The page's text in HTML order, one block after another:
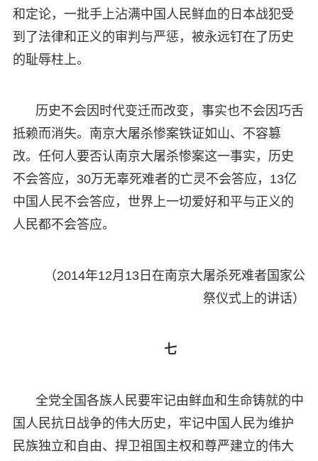
和定论，一批手上沾满中国人民鲜血的日本战犯受
到了法律和正义的审判与严惩，被永远钉在了历史
的耻辱柱上。
历史不会因时代变迁而改变，事实也不会因巧舌
抵赖而消失。南京大屠杀惨案铁证如山、不容篡
改。任何人要否认南京大屠杀惨案这一事实，历史
不会答应，30万无辜死难者的亡灵不会答应，13亿
中国人民不会答应，世界上一切爱好和平与正义的
人民都不会答应。
（2014年12月13日在南京大屠杀死难者国家公
祭仪式上的讲话）
七
全党全国各族人民要牢记由鲜血和生命铸就的中
国人民抗日战争的伟大历史，牢记中国人民为维护
民族独立和自由、捍卫祖国主权和尊严建立的伟大